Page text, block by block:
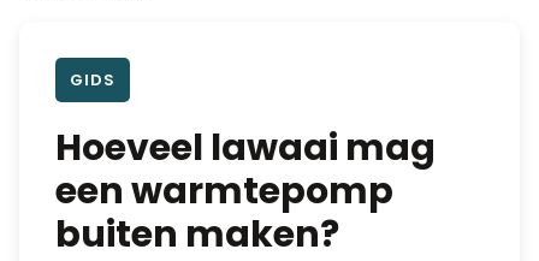
GIDS
Hoeveel lawaai mag
een warmtepomp
buiten maken?